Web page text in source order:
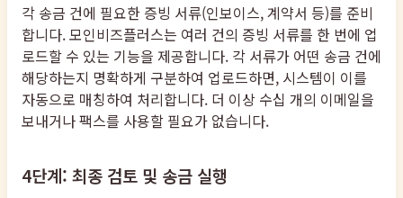
각 송금 건에 필요한 증빙 서류(인보이스, 계약서 등)를 준비
합니다. 모인비즈플러스는 여러 건의 증빙 서류를 한 번에 업
로드할 수 있는 기능을 제공합니다. 각 서류가 어떤 송금 건에
해당하는지 명확하게 구분하여 업로드하면, 시스템이 이를
자동으로 매칭하여 처리합니다. 더 이상 수십 개의 이메일을
보내거나 팩스를 사용할 필요가 없습니다.
4단계: 최종 검토 및 송금 실행